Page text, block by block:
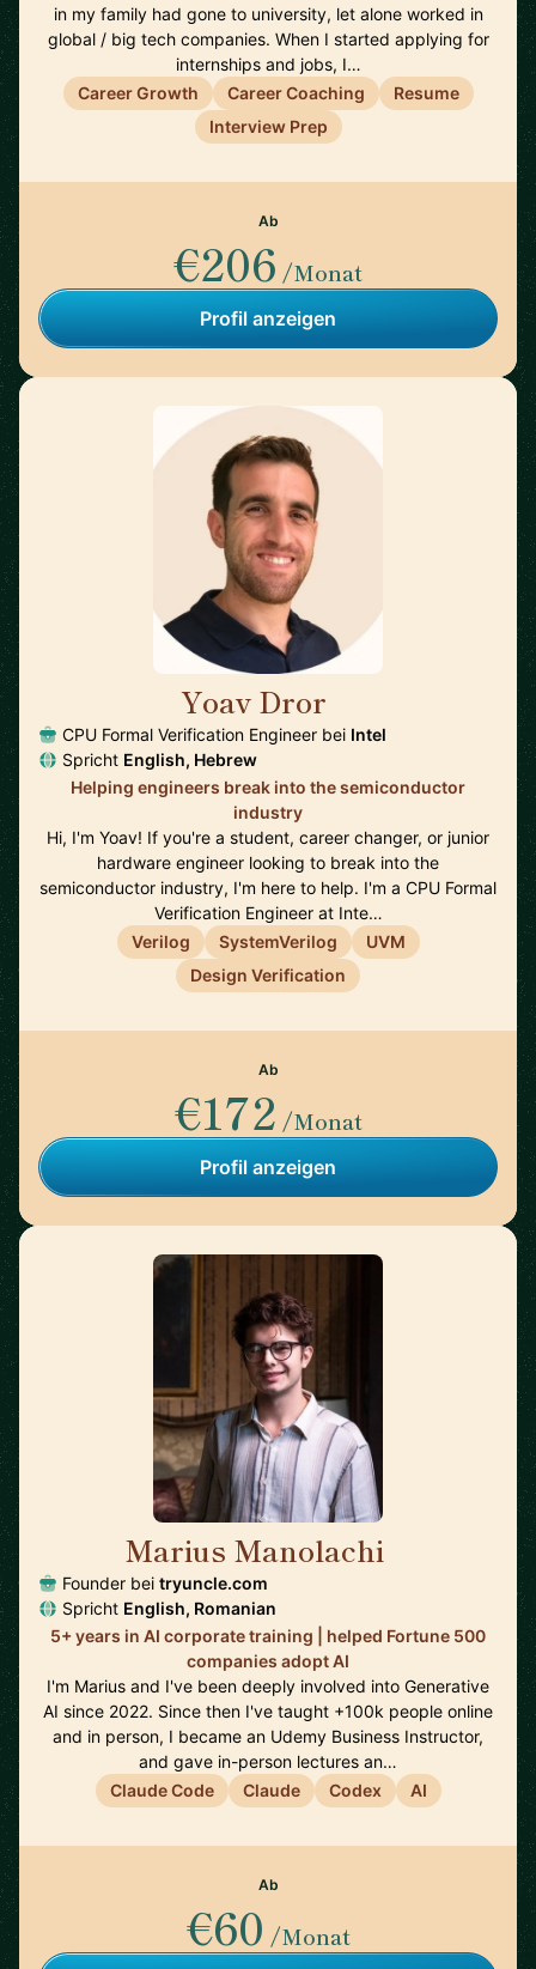
in my family had gone to university, let alone worked in
global / big tech companies. When I started applying for
internships and jobs, I…
Career Growth
Career Coaching
Resume
Interview Prep
Ab
€206 /Monat
Profil anzeigen
Yoav Dror
CPU Formal Verification Engineer bei Intel
Spricht English, Hebrew
Helping engineers break into the semiconductor
industry
Hi, I'm Yoav! If you're a student, career changer, or junior
hardware engineer looking to break into the
semiconductor industry, I'm here to help. I'm a CPU Formal
Verification Engineer at Inte…
Verilog
SystemVerilog
UVM
Design Verification
Ab
€172 /Monat
Profil anzeigen
Marius Manolachi
Founder bei tryuncle.com
Spricht English, Romanian
5+ years in AI corporate training | helped Fortune 500
companies adopt AI
I'm Marius and I've been deeply involved into Generative
AI since 2022. Since then I've taught +100k people online
and in person, I became an Udemy Business Instructor,
and gave in-person lectures an…
Claude Code
Claude Codex AI
Ab
€60 /Monat